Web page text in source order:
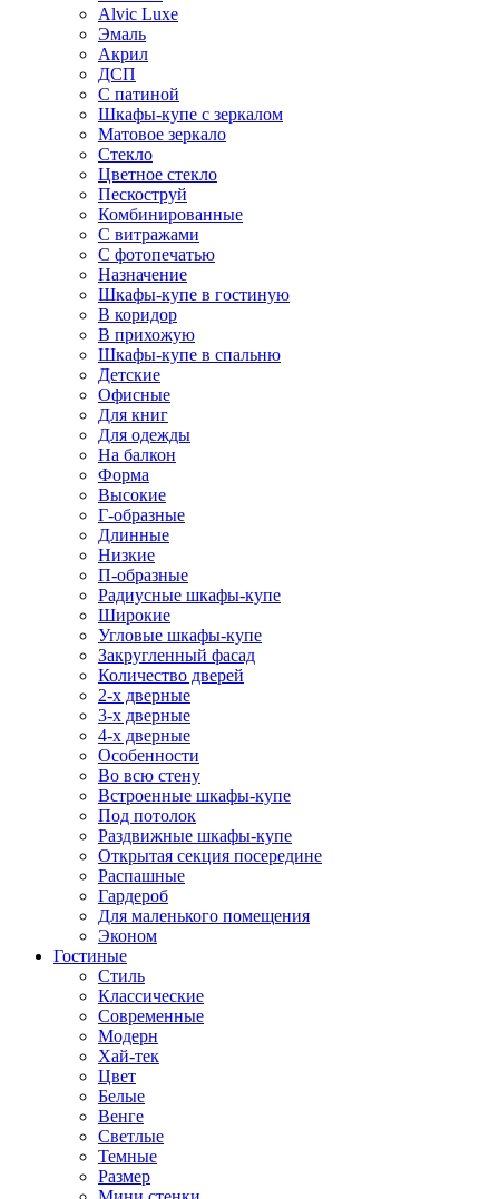
Alvic Luxe
Эмаль
Акрил
ДСП
С патиной
Шкафы-купе с зеркалом
Матовое зеркало
Стекло
Цветное стекло
Пескоструй
Комбинированные
С витражами
С фотопечатью
Назначение
Шкафы-купе в гостиную
В коридор
В прихожую
Шкафы-купе в спальню
Детские
Офисные
Для книг
Для одежды
На балкон
Форма
Высокие
Г-образные
Длинные
Низкие
П-образные
Радиусные шкафы-купе
Широкие
Угловые шкафы-купе
Закругленный фасад
Количество дверей
2-х дверные
3-х дверные
4-х дверные
Особенности
Во всю стену
Встроенные шкафы-купе
Под потолок
Раздвижные шкафы-купе
Открытая секция посередине
Распашные
Гардероб
Для маленького помещения
Эконом
Гостиные
Стиль
Классические
Современные
Модерн
Хай-тек
Цвет
Белые
Венге
Светлые
Темные
Размер